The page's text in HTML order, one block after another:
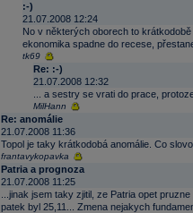
:-)
21.07.2008 12:24
No v některých oborech to
ekonomika spadne do recese,
tk69
Re: :-)
21.07.2008 12:32
... a sestry se vrati do prace,
MilHann
Re: anomálie
21.07.2008 11:36
Topol je taky krátkodobá anomálie. Co slovo,
frantavykopavka
Patria a prognoza
21.07.2008 11:25
...jinak jsem taky zjitil, ze Patria opet
patek byl 25,11... Zmena nejakych